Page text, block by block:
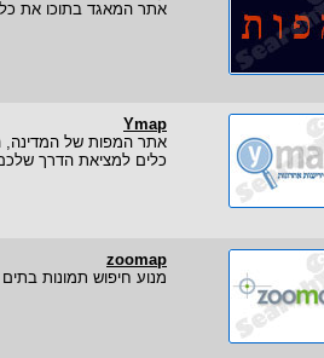
אתר המאגד בתוכו את כל
Ymap
אתר המפות של המדינה,
כלים למציאת הדרך
zoomap
מנוע חיפוש תמונות בתים